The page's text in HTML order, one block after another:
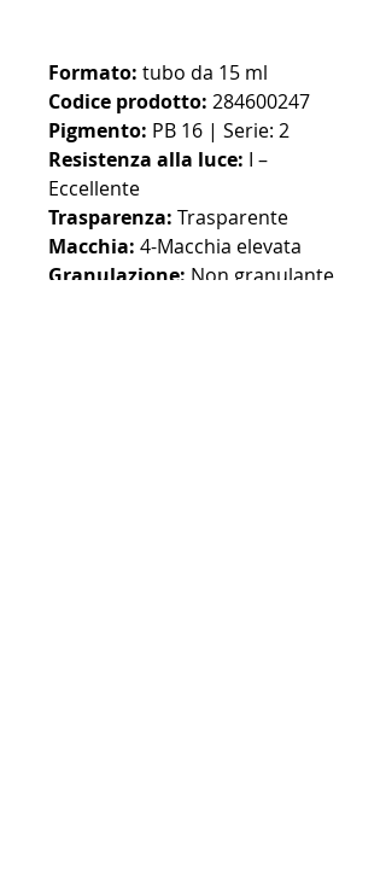
Formato: tubo da 15 ml
Codice prodotto: 284600247
Pigmento: PB 16 | Serie: 2
Resistenza alla luce: I –
Eccellente
Trasparenza: Trasparente
Macchia: 4-Macchia elevata
Granulazione: Non granulante